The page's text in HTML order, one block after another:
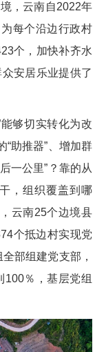
，云南自2022年
每个沿边行政村
个，加快补齐水
安居乐业提供了
够切实转化为改
“助推器”、增加群
一公里”？靠的从
，组织覆盖到哪
云南25个边境县
个抵边村实现党
部组建党支部，
％，基层党组